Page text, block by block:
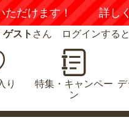
ただけます！ 詳し
ゲスト さん ログインすると
り
特集・キャンペー
ン